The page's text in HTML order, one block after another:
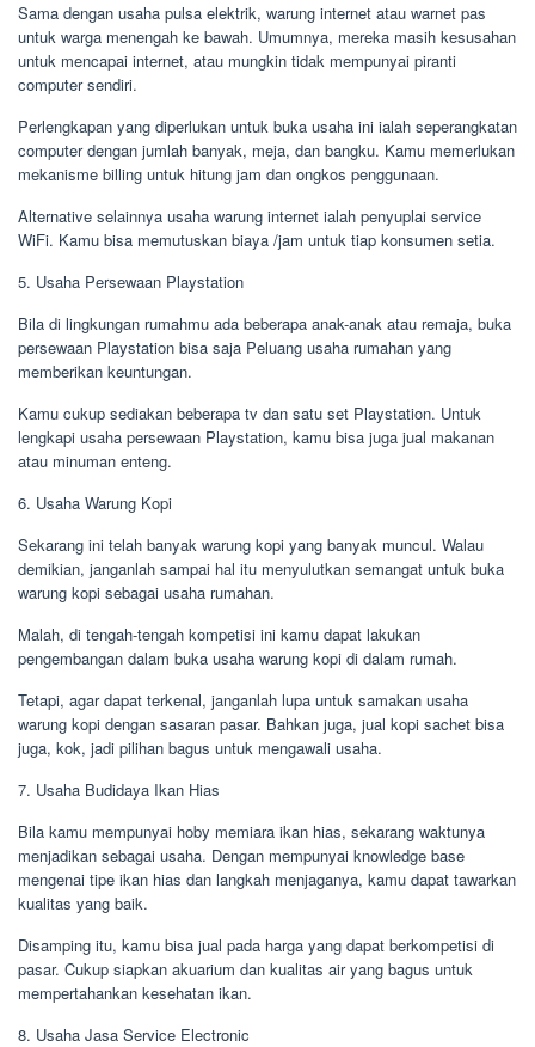
Sama dengan usaha pulsa elektrik, warung internet atau warnet pas
untuk warga menengah ke bawah. Umumnya, mereka masih kesusahan
untuk mencapai internet, atau mungkin tidak mempunyai piranti
computer sendiri.
Perlengkapan yang diperlukan untuk buka usaha ini ialah seperangkatan
computer dengan jumlah banyak, meja, dan bangku. Kamu memerlukan
mekanisme billing untuk hitung jam dan ongkos penggunaan.
Alternative selainnya usaha warung internet ialah penyuplai service
WiFi. Kamu bisa memutuskan biaya /jam untuk tiap konsumen setia.
5. Usaha Persewaan Playstation
Bila di lingkungan rumahmu ada beberapa anak-anak atau remaja, buka
persewaan Playstation bisa saja Peluang usaha rumahan yang
memberikan keuntungan.
Kamu cukup sediakan beberapa tv dan satu set Playstation. Untuk
lengkapi usaha persewaan Playstation, kamu bisa juga jual makanan
atau minuman enteng.
6. Usaha Warung Kopi
Sekarang ini telah banyak warung kopi yang banyak muncul. Walau
demikian, janganlah sampai hal itu menyulutkan semangat untuk buka
warung kopi sebagai usaha rumahan.
Malah, di tengah-tengah kompetisi ini kamu dapat lakukan
pengembangan dalam buka usaha warung kopi di dalam rumah.
Tetapi, agar dapat terkenal, janganlah lupa untuk samakan usaha
warung kopi dengan sasaran pasar. Bahkan juga, jual kopi sachet bisa
juga, kok, jadi pilihan bagus untuk mengawali usaha.
7. Usaha Budidaya Ikan Hias
Bila kamu mempunyai hoby memiara ikan hias, sekarang waktunya
menjadikan sebagai usaha. Dengan mempunyai knowledge base
mengenai tipe ikan hias dan langkah menjaganya, kamu dapat tawarkan
kualitas yang baik.
Disamping itu, kamu bisa jual pada harga yang dapat berkompetisi di
pasar. Cukup siapkan akuarium dan kualitas air yang bagus untuk
mempertahankan kesehatan ikan.
8. Usaha Jasa Service Electronic